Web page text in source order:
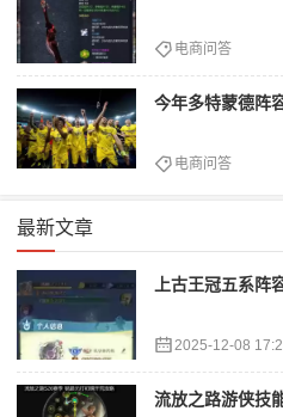
电商问答
今年多特蒙德阵
电商问答
最新文章
上古王冠五系阵
2025-12-08
流放之路游侠技